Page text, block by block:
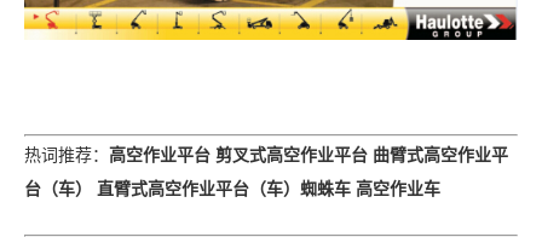
热词推荐： 高空作业平台 剪叉式高空作业平台 曲臂式高空作业平
台（车）
直臂式高空作业平台（车） 蜘蛛车 高空作业车